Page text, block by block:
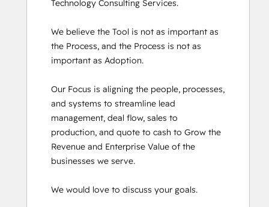
Super Admin Bootcamp
Technology Consulting Services.
We believe the Tool is not as important as
the Process, and the Process is not as
important as Adoption.
Our Focus is aligning the people, processes,
and systems to streamline lead
management, deal flow, sales to
production, and quote to cash to Grow the
Revenue and Enterprise Value of the
businesses we serve.
We would love to discuss your goals.